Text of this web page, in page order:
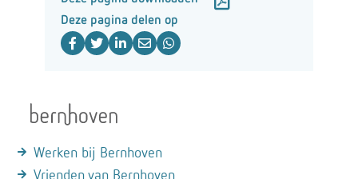
Deze pagina delen op
Werken bij Bernhoven
Vrienden van Bernhoven